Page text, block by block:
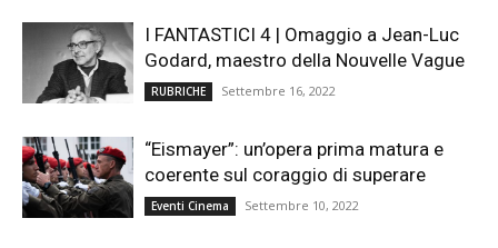
I FANTASTICI 4 | Omaggio a Jean-Luc
Godard, maestro della Nouvelle Vague
RUBRICHE Settembre 16, 2022
“Eismayer”: un’opera prima matura e
coerente sul coraggio di superare
Eventi Cinema Settembre 10, 2022